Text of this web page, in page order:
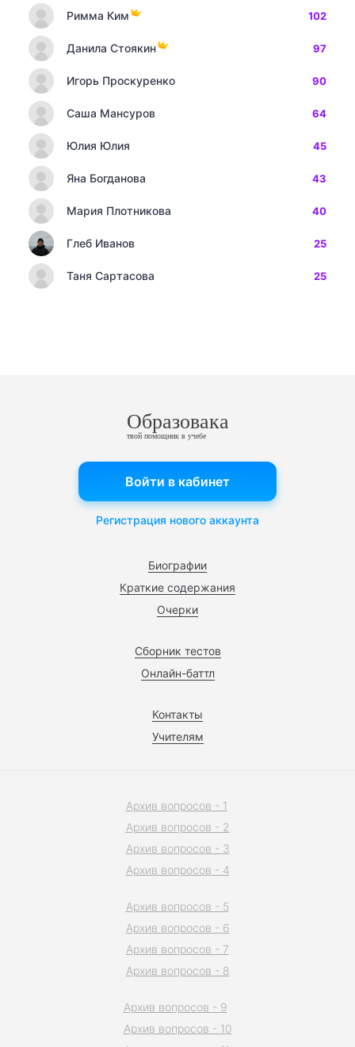
Римма Ким 102
Данила Стоякин 97
Игорь Проскуренко 90
Саша Мансуров 64
Юлия Юлия 45
Яна Богданова 43
Мария Плотникова 40
Глеб Иванов 25
Таня Сартасова 25
Образовака
твой помощник в учебе
Биографии
Краткие содержания
Очерки
Сборник тестов
Онлайн-баттл
Контакты
Учителям
Войти в кабинет
Регистрация нового аккаунта
Архив вопросов - 1
Архив вопросов - 2
Архив вопросов - 3
Архив вопросов - 4
Архив вопросов - 5
Архив вопросов - 6
Архив вопросов - 7
Архив вопросов - 8
Архив вопросов - 9
Архив вопросов - 10